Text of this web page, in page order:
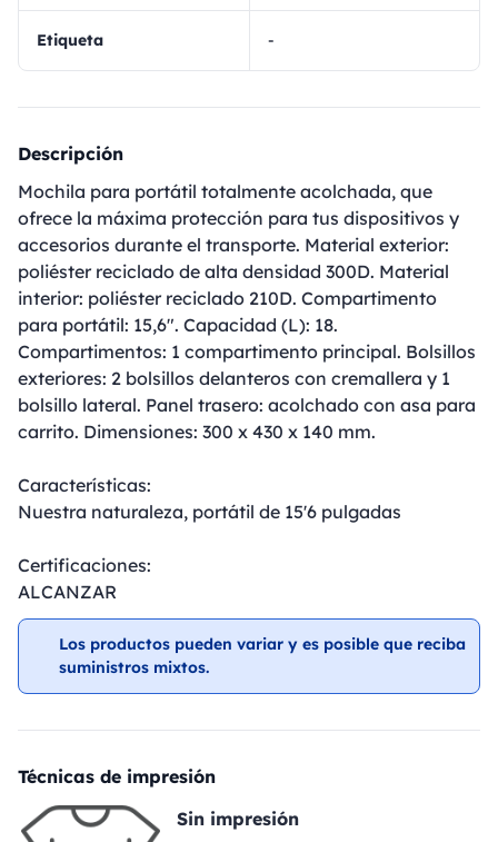
Etiqueta -
Descripción
Mochila para portátil totalmente acolchada, que
ofrece la máxima protección para tus dispositivos y
accesorios durante el transporte. Material exterior:
poliéster reciclado de alta densidad 300D. Material
interior: poliéster reciclado 210D. Compartimento
para portátil: 15,6". Capacidad (L): 18.
Compartimentos: 1 compartimento principal. Bolsillos
exteriores: 2 bolsillos delanteros con cremallera y 1
bolsillo lateral. Panel trasero: acolchado con asa para
carrito. Dimensiones: 300 x 430 x 140 mm.
Características:
Nuestra naturaleza, portátil de 15'6 pulgadas
Certificaciones:
ALCANZAR
Los productos pueden variar y es posible que reciba
suministros mixtos.
Técnicas de impresión
Sin impresión